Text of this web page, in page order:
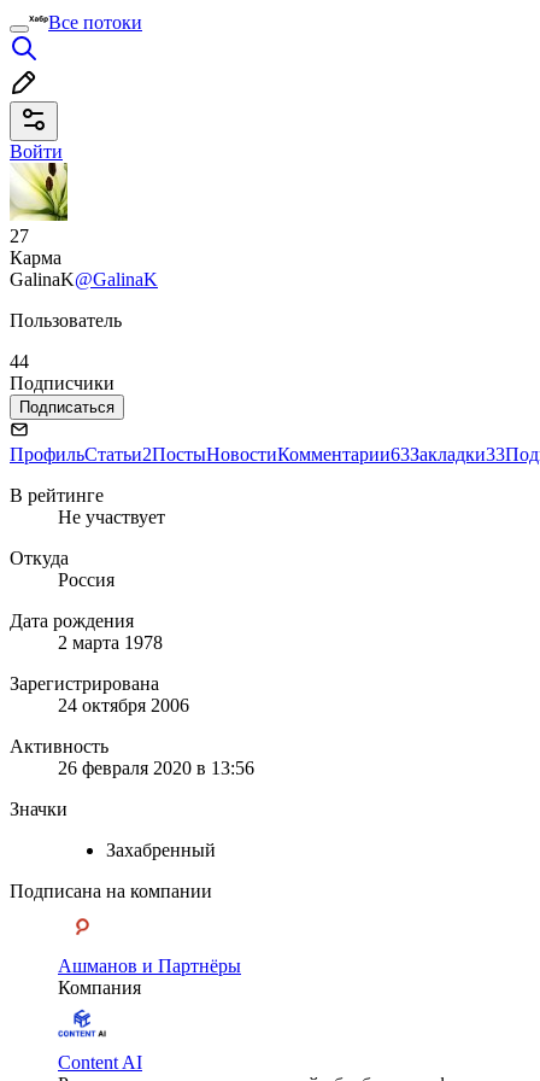
Все потоки
Войти
27
Карма
GalinaK@GalinaK
Пользователь
44
Подписчики
Подписаться
ПрофильСтатьи2ПостыНовостиКомментарии63Закладки33
В рейтинге
Не участвует
Откуда
Россия
Дата рождения
2 марта 1978
Зарегистрирована
24 октября 2006
Активность
26 февраля 2020 в 13:56
Значки
Захабренный
Подписана на компании
Ашманов и Партнёры
Компания
Content AI